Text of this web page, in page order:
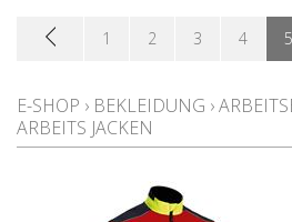
1 2 3 4 5
E-SHOP › BEKLEIDUNG ›
ARBEITS JACKEN